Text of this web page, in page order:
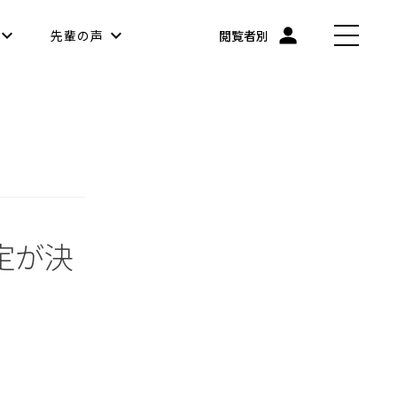
先輩の声 閲覧者別
が決